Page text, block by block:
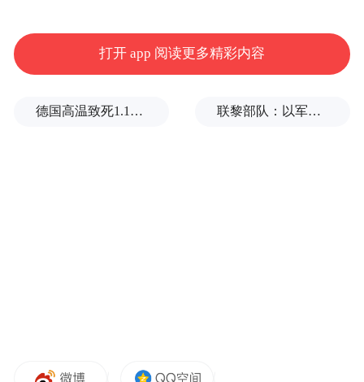
模式亦会被用于病例筛查之中，以极大地扩
展测试功能。
早前由于美国政府强调快速推进经济社会生
日）更是超过55000例新的病例。
打开 app 阅读更多精彩内容
德国高温致死1.19万人，为2016年来最高纪录 联黎部队：以军单日向黎发射113枚炮弹